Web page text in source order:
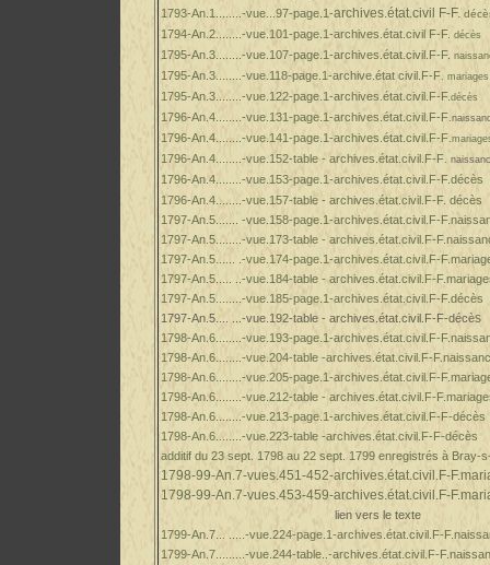
1793-An.1........-vue...97-page.1-archives.état.civil F-F.
1794-An.2........-vue.101-page.1-archives.état.civil F-F. décès
1795-An.3........-vue.107-page.1-archives.état.civil.F-F.
1795-An.3........-vue.118-page.1-archive.état civil.F-F mariages
1795-An.3........-vue.122-page.1-archives.état.civil.F-F. décès
1796-An.4........-vue.131-page.1-archives.état.civil.F-F
1796-An.4........-vue.141-page.1-archives.état.civil.F-F
1796-An.4........-vue.152-table - archives.état.civil.F-F .
1796-An.4........-vue.153-page.1-archives.état.civil.F-F.décès
1796-An.4........-vue.157-table - archives.état.civil.F-F. décès
1797-An.5....... -vue.158-page.1-archives.état.civil.F-
1797-An.5........-vue.173-table - archives.état.civil.F-
1797-An.5...... .-vue.174-page.1-archives.état.civil.F-
1797-An.5..... ..-vue.184-table - archives.état.civil.F-
1797-An.5........-vue.185-page.1-archives.état.civil.F-F.décès
1797-An.5.... ...-vue.192-table - archives.état.civil.F-F-décès
1798-An.6........-vue.193-page.1-archives.état.civil.F-
1798-An.6........-vue.204-table -archives.état.civil.F-
1798-An.6........-vue.205-page.1-archives.état.civil.F-
1798-An.6........-vue.212-table - archives.état.civil.F-
1798-An.6........-vue.213-page.1-archives.état.civil.F-F-décès
1798-An.6........-vue.223-table -archives.état.civil.F-F-décès
additif du 23 sept. 1798 au 22 sept. 1799 enregistrés à Bray-
1798-99-An.7-vues.451-452-archives.état.civil.F-
1798-99-An.7-vues.453-459-archives.état.civil.F-
lien vers le texte
1799-An.7... .....-vue.224-page.1-archives.état.civil.F-
1799-An.7.........-vue.244-table..-archives.état.civil.F-